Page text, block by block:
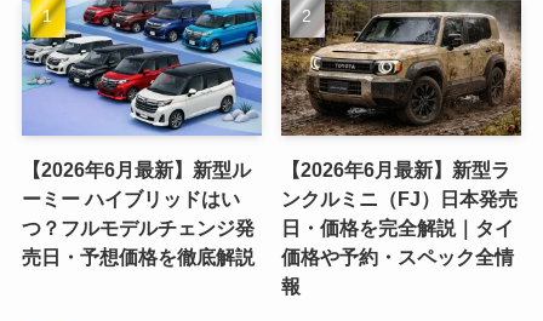
【2026年6月最新】新型ル
ーミー ハイブリッドはい
つ？フルモデルチェンジ発
売日・予想価格を徹底解説
【2026年6月最新】新型ラ
ンクルミニ（FJ）日本発売
日・価格を完全解説｜タイ
価格や予約・スペック全情
報